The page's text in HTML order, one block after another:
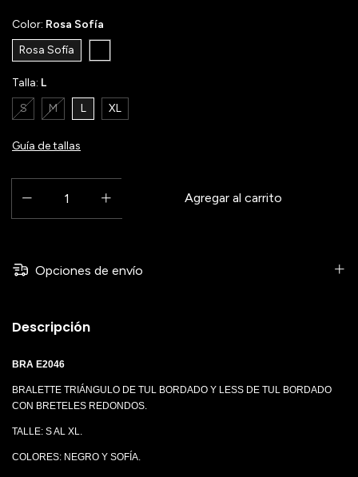
Color: Rosa Sofía
Rosa Sofía
Talla: L
S
M L XL
Guía de tallas
Opciones de envío
Descripción
BRA E2046
BRALETTE TRIÁNGULO DE TUL BORDADO Y LESS DE TUL BORDADO
CON BRETELES REDONDOS.
TALLE: S AL XL.
COLORES: NEGRO Y SOFÍA.